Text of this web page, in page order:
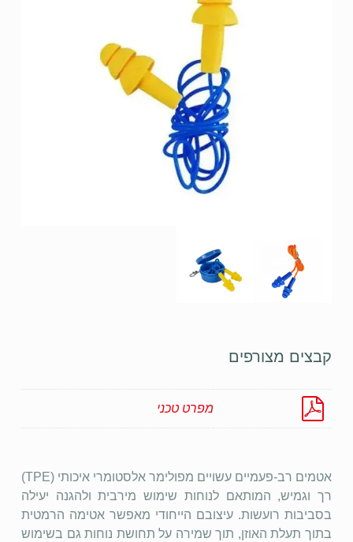
קבצים מצורפים
מפרט טכני
אטמים רב-פעמיים עשויים מפולימר אלסטומרי איכותי (TPE)
רך וגמיש, המותאם לנוחות שימוש מירבית ולהגנה יעילה
בסביבות רועשות. עיצובם הייחודי מאפשר אטימה הרמטית
בתוך תעלת האוזן, תוך שמירה על תחושת נוחות גם בשימוש